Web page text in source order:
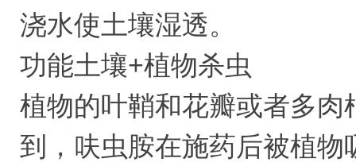
浇水使土壤湿透。
功能土壤+植物杀虫
植物的叶鞘和花瓣或者多
到，呋虫胺在施药后被植